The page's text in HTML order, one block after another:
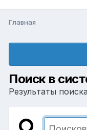
Главная
Поиск в
Результаты